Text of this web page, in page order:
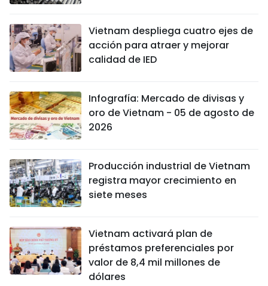
Vietnam despliega cuatro ejes de
acción para atraer y mejorar
calidad de IED
Infografía: Mercado de divisas y
oro de Vietnam - 05 de agosto de
2026
Producción industrial de Vietnam
registra mayor crecimiento en
siete meses
Vietnam activará plan de
préstamos preferenciales por
valor de 8,4 mil millones de
dólares